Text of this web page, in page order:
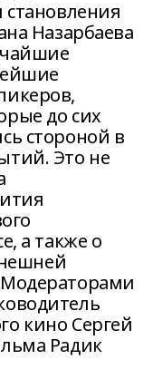
становления
Назарбаева
до сих
стороной в
Это не
а также о
кино Сергей
Радик